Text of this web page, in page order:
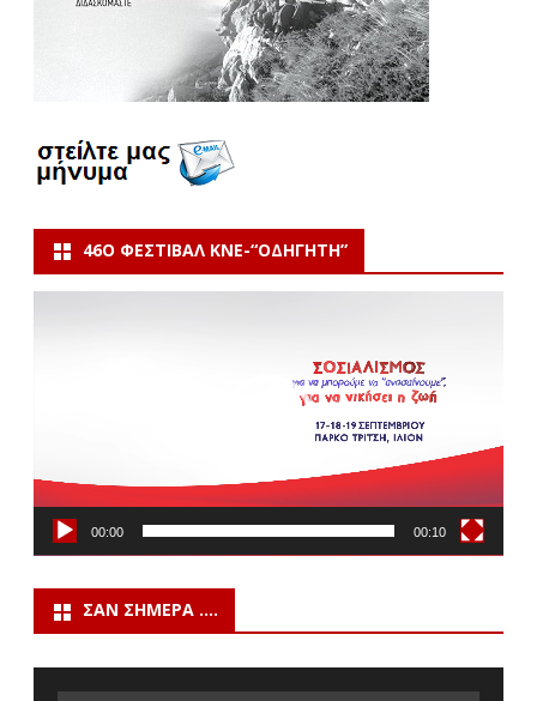
46Ο ΦΕΣΤΙΒΆΛ ΚΝΕ-“ΟΔΗΓΗΤΗ”
Πρόγραμμα
00:00 00:10
ΣΑΝ ΣΉΜΕΡΑ ….